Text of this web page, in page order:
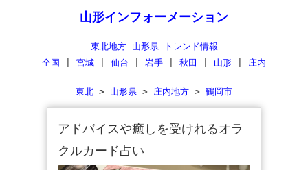
山形インフォーメーション
東北地方 山形県 トレンド情報
全国
宮城 仙台 岩手 秋田 山形 庄内
東北 > 山形県 > 庄内地方 > 鶴岡市
アドバイスや癒しを受けれるオラ
クルカード占い